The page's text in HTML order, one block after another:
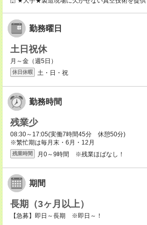
勤務曜日
土日祝休
月～金（週5日）
休日休暇 土・日・祝
勤務時間
残業少
08:30～17:05(実働7時間45分 休憩50分)
※繁忙期は毎月末・6月・12月
残業時間 月0～9時間 ※残業ほばなし！
期間
長期（3ヶ月以上）
【急募】即日～長期 ※即日～！